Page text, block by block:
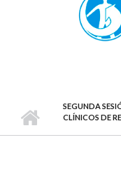
SEGUNDA
CLÍNICOS DE